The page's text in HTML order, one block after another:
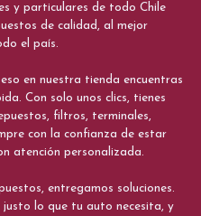
y particulares de todo Chile
de calidad, al mejor
el país.
en nuestra tienda encuentras
Con solo unos clics, tienes
filtros, terminales,
con la confianza de estar
atención personalizada.
entregamos soluciones.
justo lo que tu auto necesita, y